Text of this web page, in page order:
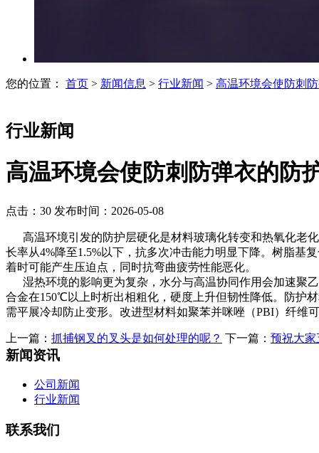
您的位置： 首页 > 新闻信息 > 行业新闻 > 高温环境会使防刺
行业新闻
高温环境会使防刺防弹衣的防
点击：30 发布时间：2026-05-08
高温环境引发的防护层硬化是材料玻璃化转变和热氧化老
长率从4%降至1.5%以下，抗多次冲击能力明显下降。树脂基
着时可能产生压迫点，同时抗弯曲疲劳性能恶化。
湿热环境的影响更为复杂，水分与高温协同作用会加速聚
合金在150℃以上时析出相粗化，硬度上升但韧性降低。防护
需平展冷却防止变形。改进型材料如聚苯并咪唑（PBI）纤
上一篇： ‌抓捕钢叉的叉头是如何处理的呢？‌ 下一篇： 预祝大家
新闻资讯
公司新闻
行业新闻
联系我们